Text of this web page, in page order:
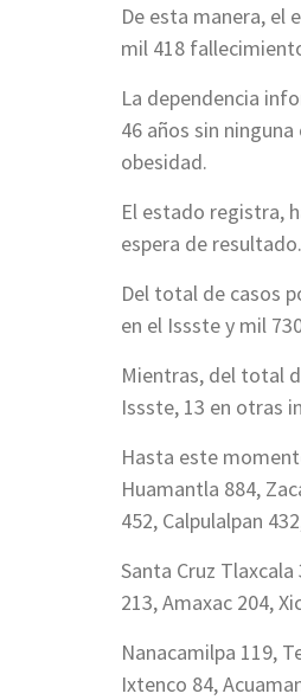
De esta manera, el
mil 418
La dependencia
46 años sin
obesidad.
El estado registra,
espera de resultado.
Del total de casos
en el Issste y mil
Mientras, del total
Issste, 13 en otras
Hasta este
Huamantla 884,
452, Calpulalpan
Santa Cruz
213, Amaxac 204,
Nanacamilpa 119,
Ixtenco 84,